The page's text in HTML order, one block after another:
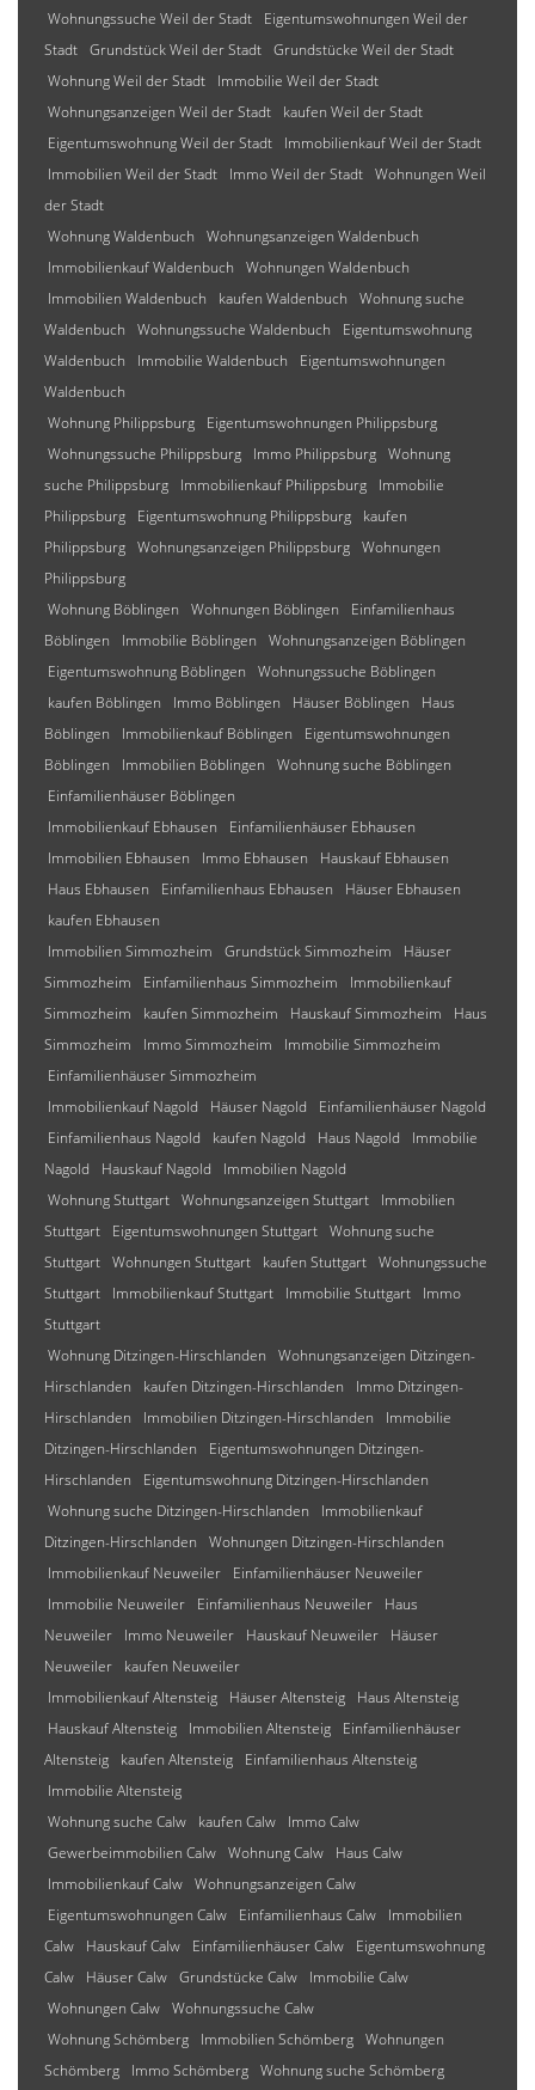
Wohnungssuche Weil der Stadt
Eigentumswohnungen Weil der
Stadt Grundstück Weil der Stadt Grundstücke Weil der Stadt
Wohnung Weil der Stadt
Immobilie Weil der Stadt
Wohnungsanzeigen Weil der Stadt
kaufen Weil der Stadt
Eigentumswohnung Weil der Stadt
Immobilienkauf Weil der Stadt
Immobilien Weil der Stadt
Immo Weil der Stadt Wohnungen Weil
der Stadt
Wohnung Waldenbuch
Wohnungsanzeigen Waldenbuch
Immobilienkauf Waldenbuch
Wohnungen Waldenbuch
Immobilien Waldenbuch
kaufen Waldenbuch
Wohnung suche
Waldenbuch
Wohnungssuche Waldenbuch
Eigentumswohnung
Waldenbuch
Immobilie Waldenbuch
Eigentumswohnungen
Waldenbuch
Wohnung Philippsburg
Eigentumswohnungen Philippsburg
Wohnungssuche Philippsburg
Immo Philippsburg Wohnung
suche Philippsburg
Immobilienkauf Philippsburg
Immobilie
Philippsburg
Eigentumswohnung Philippsburg
kaufen
Philippsburg Wohnungsanzeigen Philippsburg Wohnungen
Philippsburg
Wohnung Böblingen
Wohnungen Böblingen
Einfamilienhaus
Böblingen
Immobilie Böblingen
Wohnungsanzeigen Böblingen
Eigentumswohnung Böblingen
Wohnungssuche Böblingen
kaufen Böblingen
Immo Böblingen Häuser Böblingen
Haus
Böblingen
Immobilienkauf Böblingen
Eigentumswohnungen
Böblingen
Immobilien Böblingen
Wohnung suche Böblingen
Einfamilienhäuser Böblingen
Immobilienkauf Ebhausen
Einfamilienhäuser Ebhausen
Immobilien Ebhausen
Immo Ebhausen
Hauskauf Ebhausen
Haus Ebhausen
Einfamilienhaus Ebhausen
Häuser Ebhausen
kaufen Ebhausen
Immobilien Simmozheim
Grundstück Simmozheim
Häuser
Simmozheim
Einfamilienhaus Simmozheim
Immobilienkauf
Simmozheim
kaufen Simmozheim Hauskauf Simmozheim
Haus
Simmozheim
Immo Simmozheim
Immobilie Simmozheim
Einfamilienhäuser Simmozheim
Immobilienkauf Nagold
Häuser Nagold
Einfamilienhäuser Nagold
Einfamilienhaus Nagold
kaufen Nagold Haus Nagold
Immobilie
Nagold
Hauskauf Nagold
Immobilien Nagold
Wohnung Stuttgart Wohnungsanzeigen Stuttgart
Immobilien
Stuttgart
Eigentumswohnungen Stuttgart Wohnung suche
Stuttgart Wohnungen Stuttgart kaufen Stuttgart Wohnungssuche
Stuttgart
Immobilienkauf Stuttgart Immobilie Stuttgart
Immo
Stuttgart
Wohnung Ditzingen-Hirschlanden
Wohnungsanzeigen Ditzingen-
Hirschlanden
kaufen Ditzingen-Hirschlanden
Immo Ditzingen-
Hirschlanden
Immobilien Ditzingen-Hirschlanden
Immobilie
Ditzingen-Hirschlanden
Eigentumswohnungen Ditzingen-
Hirschlanden
Eigentumswohnung Ditzingen-Hirschlanden
Wohnung suche Ditzingen-Hirschlanden
Immobilienkauf
Ditzingen-Hirschlanden
Wohnungen Ditzingen-Hirschlanden
Immobilienkauf Neuweiler
Einfamilienhäuser Neuweiler
Immobilie Neuweiler
Einfamilienhaus Neuweiler
Haus
Neuweiler
Immo Neuweiler Hauskauf Neuweiler
Häuser
Neuweiler
kaufen Neuweiler
Immobilienkauf Altensteig
Häuser Altensteig
Haus Altensteig
Hauskauf Altensteig
Immobilien Altensteig
Einfamilienhäuser
Altensteig
kaufen Altensteig
Einfamilienhaus Altensteig
Immobilie Altensteig
Wohnung suche Calw
kaufen Calw
Immo Calw
Gewerbeimmobilien Calw Wohnung Calw
Haus Calw
Immobilienkauf Calw Wohnungsanzeigen Calw
Eigentumswohnungen Calw
Einfamilienhaus Calw
Immobilien
Calw
Hauskauf Calw Einfamilienhäuser Calw
Eigentumswohnung
Calw
Häuser Calw Grundstücke Calw
Immobilie Calw
Wohnungen Calw Wohnungssuche Calw
Wohnung Schömberg
Immobilien Schömberg Wohnungen
Schömberg
Immo Schömberg Wohnung suche Schömberg